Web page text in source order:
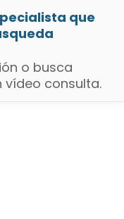
que
o busca
vídeo consulta.